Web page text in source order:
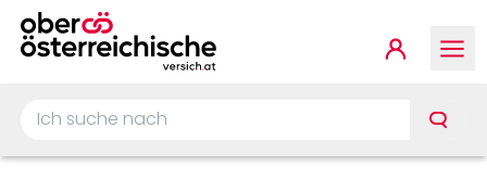
Ich suche nach …